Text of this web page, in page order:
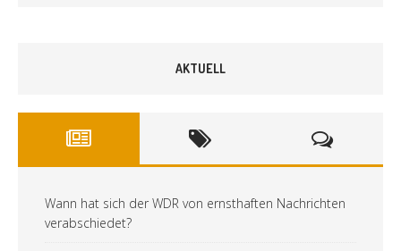
AKTUELL
Wann hat sich der WDR von ernsthaften Nachrichten
verabschiedet?